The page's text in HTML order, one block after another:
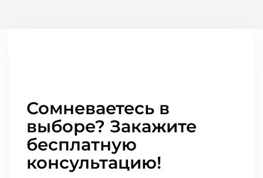
Сомневаетесь в
выборе? Закажите
бесплатную
консультацию!